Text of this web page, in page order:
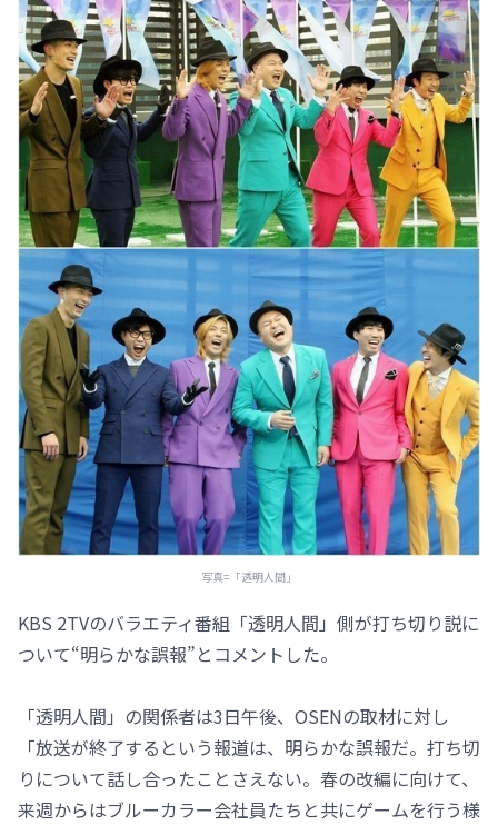
写真=「透明人間」
KBS 2TVのバラエティ番組「透明人間」側が打ち切り説に
ついて“明らかな誤報”とコメントした。
「透明人間」の関係者は3日午後、OSENの取材に対し
「放送が終了するという報道は、明らかな誤報だ。打ち切
りについて話し合ったことさえない。春の改編に向けて、
来週からはブルーカラー会社員たちと共にゲームを行う様